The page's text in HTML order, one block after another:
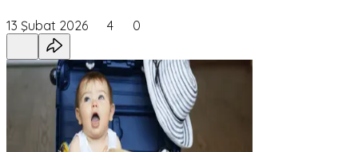
13 Şubat 2026 4 0